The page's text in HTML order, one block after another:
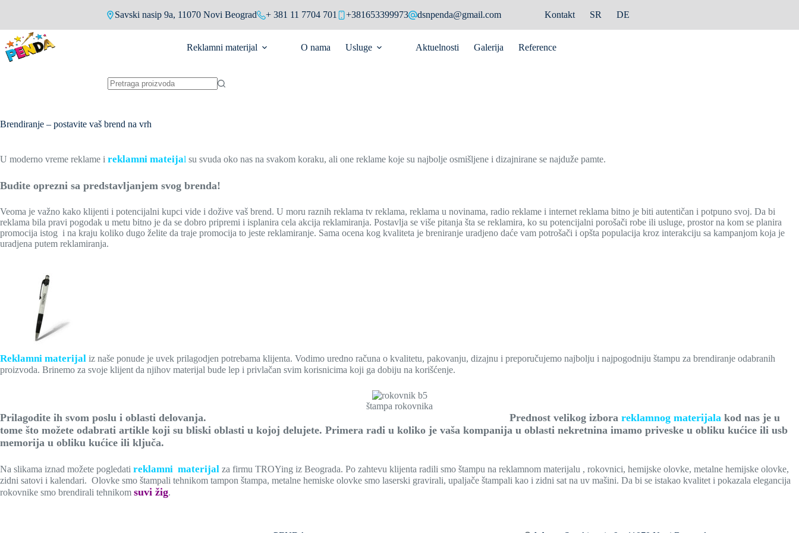
Savski nasip 9a, 11070 Novi Beograd + 381 11 7704 701 +381653399973 dsnpenda@gmail.com Kontakt SR DE
Reklamni materijal O nama Usluge Aktuelnosti Galerija Reference
Brendiranje – postavite vaš brend na vrh
U moderno vreme reklame i reklamni mateijal su svuda oko nas na svakom koraku, ali one reklame koje su najbolje osmišljene i dizajnirane se najduže pamte.
Budite oprezni sa predstavljanjem svog brenda!
Veoma je važno kako klijenti i potencijalni kupci vide i dožive vaš brend. U moru raznih reklama tv reklama, reklama u novinama, radio reklame i internet reklama bitno je biti autentičan i potpuno svoj. Da bi
reklama bila pravi pogodak u metu bitno je da se dobro pripremi i isplanira cela akcija reklamiranja. Postavlja se više pitanja šta se reklamira, ko su potencijalni porošači robe ili usluge, prostor na kom se planira
promocija istog i na kraju koliko dugo želite da traje promocija to jeste reklamiranje. Sama ocena kog kvaliteta je breniranje uradjeno daće vam potrošači i opšta populacija kroz interakciju sa kampanjom koja je
uradjena putem reklamiranja.
Reklamni materijal iz naše ponude je uvek prilagodjen potrebama klijenta. Vodimo uredno računa o kvalitetu, pakovanju, dizajnu i preporučujemo najbolju i najpogodniju štampu za brendiranje odabranih
proizvoda. Brinemo za svoje klijent da njihov materijal bude lep i privlačan svim korisnicima koji ga dobiju na korišćenje.
štampa rokovnika
Prilagodite ih svom poslu i oblasti delovanja. Prednost velikog izbora reklamnog materijala kod nas je u
tome što možete odabrati artikle koji su bliski oblasti u kojoj delujete. Primera radi u koliko je vaša kompanija u oblasti nekretnina imamo priveske u obliku kućice ili usb
memorija u obliku kućice ili ključa.
Na slikama iznad možete pogledati reklamni materijal za firmu TROYing iz Beograda. Po zahtevu klijenta radili smo štampu na reklamnom materijalu , rokovnici, hemijske olovke, metalne hemijske olovke,
zidni satovi i kalendari. Olovke smo štampali tehnikom tampon štampa, metalne hemiske olovke smo laserski gravirali, upaljače štampali kao i zidni sat na uv mašini. Da bi se istakao kvalitet i pokazala elegancija
rokovnike smo brendirali tehnikom suvi žig.